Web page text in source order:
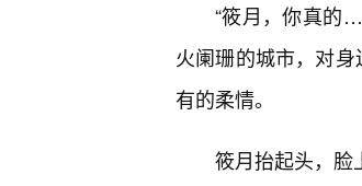
“筱月，你真的
火阑珊的城市，对
有的柔情。
筱月抬起头，脸